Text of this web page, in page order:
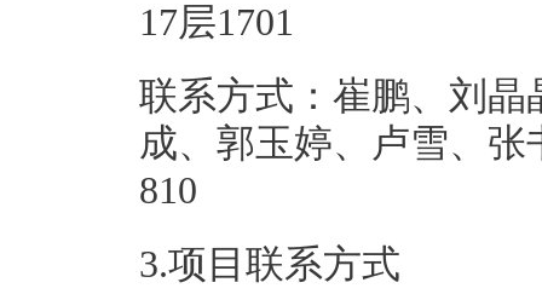
17层
联系方式：崔鹏、刘
成、郭玉婷、卢雪、张
3.项目联系方式